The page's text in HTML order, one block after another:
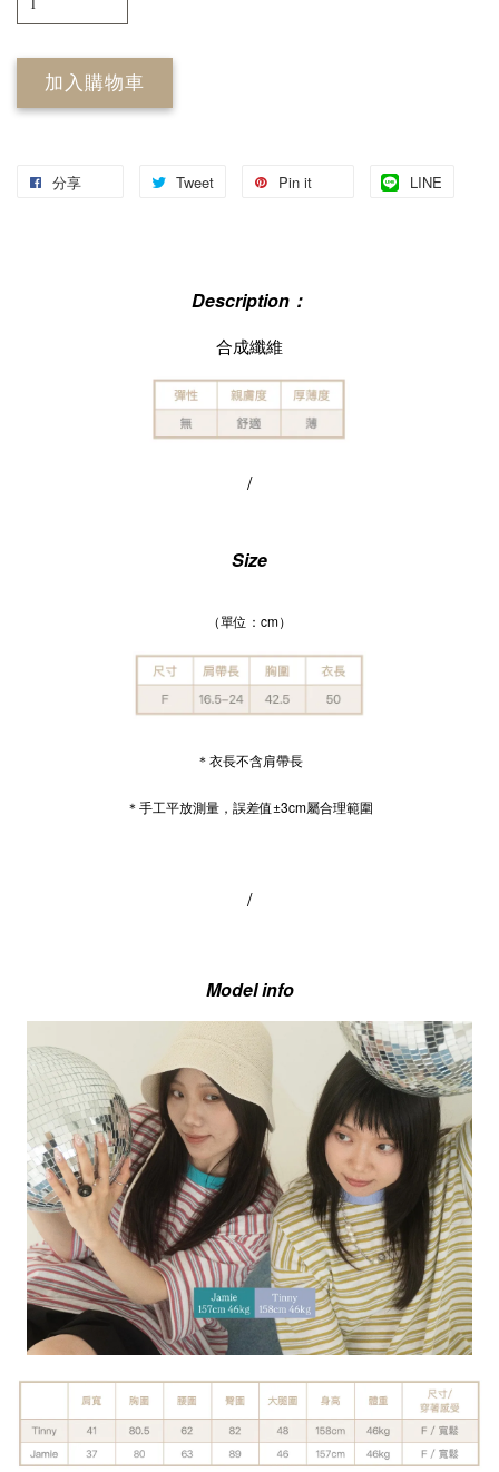
加入購物車
分享 Tweet Pin it LINE
Description：
合成纖維
/
Size
（單位：cm）
＊衣長不含肩帶長
＊手工平放測量，誤差值±3cm屬合理範圍
/
Model info